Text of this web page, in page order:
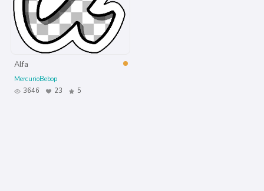
Alfa
MercurioBebop
3646
23 5